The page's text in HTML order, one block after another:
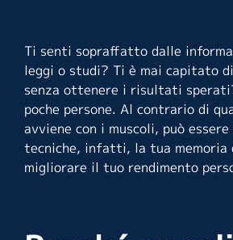
Ti senti sopraffatto dalle
leggi o studi? Ti è mai capitato
senza ottenere i risultati
poche persone. Al contrario di
avviene con i muscoli, può
tecniche, infatti, la tua
migliorare il tuo rendimento